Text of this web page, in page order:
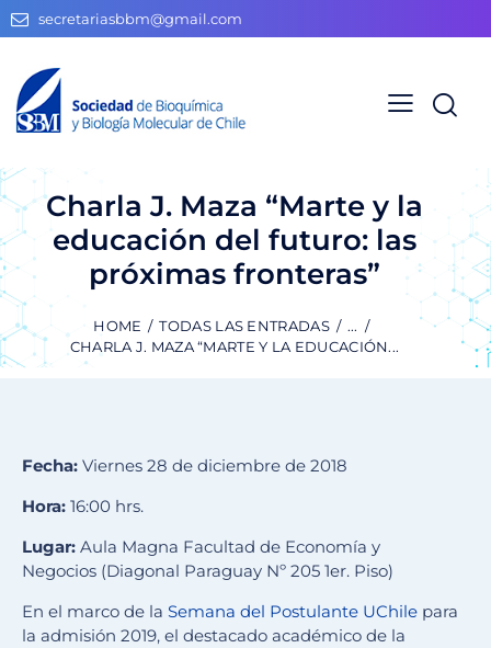
secretariasbbm@gmail.com
Charla J. Maza “Marte y la
educación del futuro: las
próximas fronteras”
HOME TODAS LAS ENTRADAS
...
CHARLA J. MAZA “MARTE Y LA EDUCACIÓN...
Fecha: Viernes 28 de diciembre de 2018
Hora: 16:00 hrs.
Lugar: Aula Magna Facultad de Economía y
Negocios (Diagonal Paraguay Nº 205 1er. Piso)
En el marco de la Semana del Postulante UChile para
la admisión 2019, el destacado académico de la